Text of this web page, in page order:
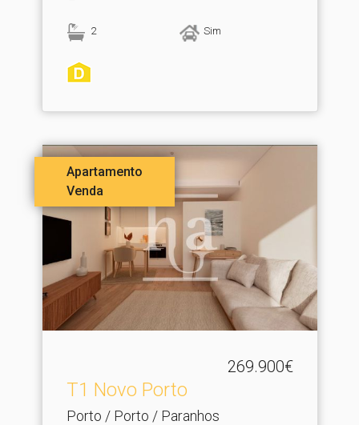
2 Sim
Apartamento
Venda
269.900€
T1 Novo Porto
Porto / Porto / Paranhos